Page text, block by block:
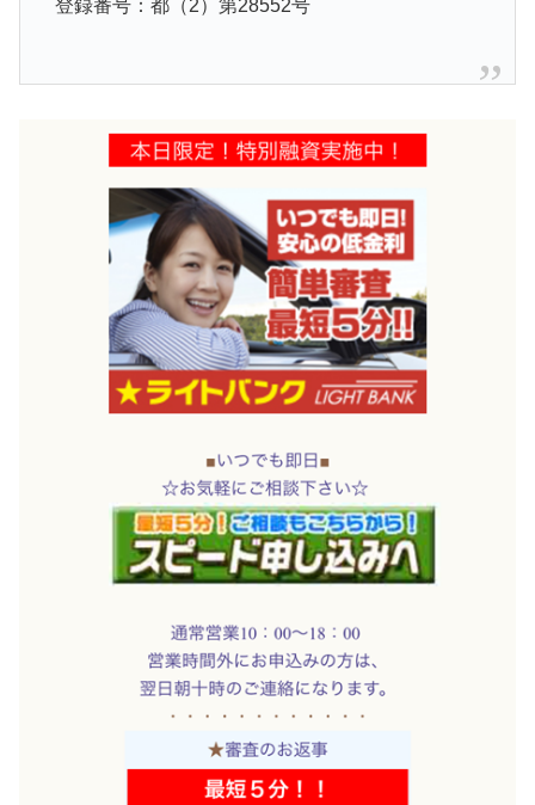
登録番号：都（2）第28552号